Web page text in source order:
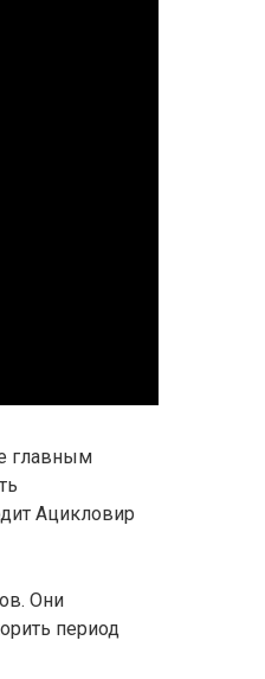
главным
Ацикловир
Они
период